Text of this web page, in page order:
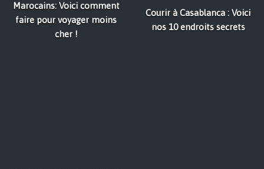
Marocains: Voici comment
faire pour voyager moins
cher !
Courir à Casablanca : Voici
nos 10 endroits secrets